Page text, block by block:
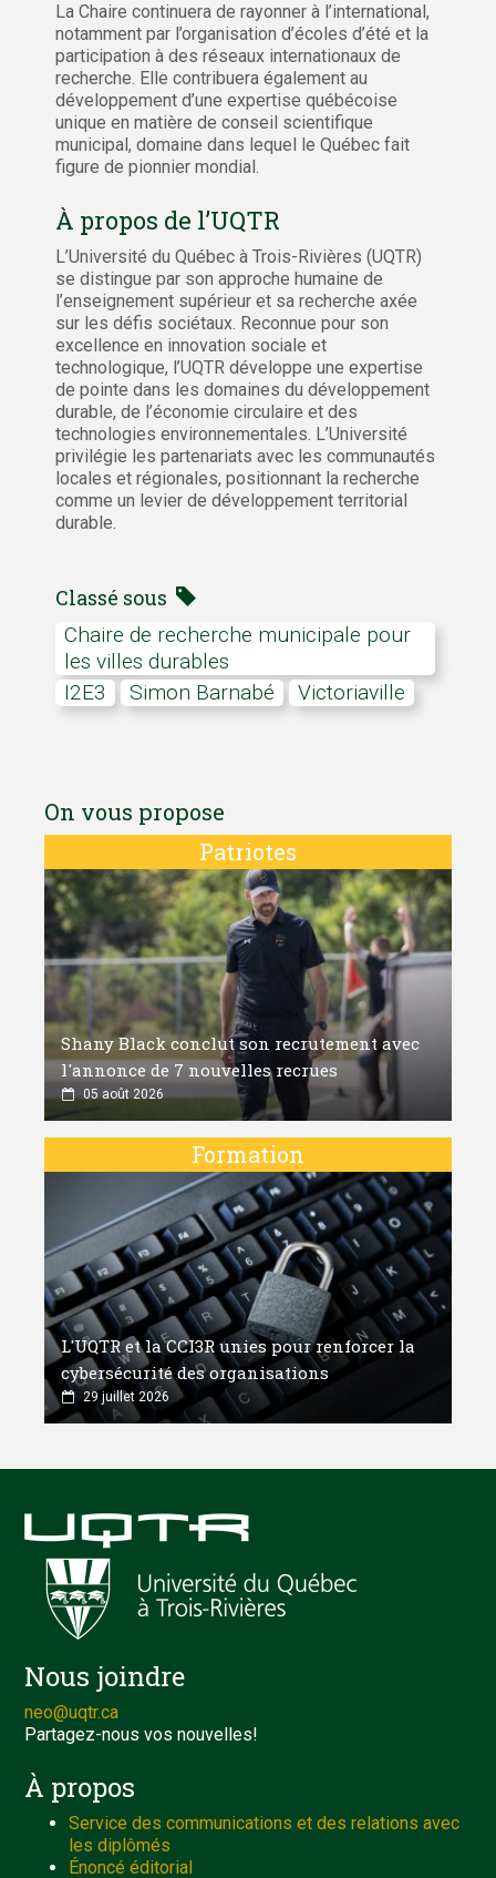
La Chaire continuera de rayonner à l’international,
notamment par l’organisation d’écoles d’été et la
participation à des réseaux internationaux de
recherche. Elle contribuera également au
développement d’une expertise québécoise
unique en matière de conseil scientifique
municipal, domaine dans lequel le Québec fait
figure de pionnier mondial.
À propos de l’UQTR
L’Université du Québec à Trois-Rivières (UQTR)
se distingue par son approche humaine de
l’enseignement supérieur et sa recherche axée
sur les défis sociétaux. Reconnue pour son
excellence en innovation sociale et
technologique, l’UQTR développe une expertise
de pointe dans les domaines du développement
durable, de l’économie circulaire et des
technologies environnementales. L’Université
privilégie les partenariats avec les communautés
locales et régionales, positionnant la recherche
comme un levier de développement territorial
durable.
Classé sous
Chaire de recherche municipale pour
les villes durables
I2E3
Simon Barnabé Victoriaville
On vous propose
Patriotes
Shany Black conclut son recrutement avec
l'annonce de 7 nouvelles recrues
05 août 2026
Formation
L'UQTR et la CCI3R unies pour renforcer la
cybersécurité des organisations
29 juillet 2026
Nous joindre
neo@uqtr.ca
Partagez-nous vos nouvelles!
À propos
Service des communications et des relations avec
les diplômés
Énoncé éditorial